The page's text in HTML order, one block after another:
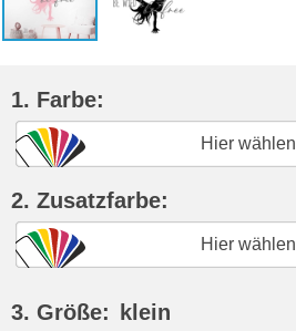
1. Farbe:
Hier wählen
2. Zusatzfarbe:
Hier wählen
3. Größe: klein